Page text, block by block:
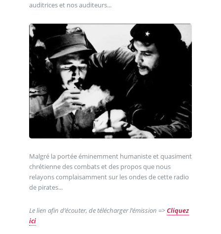
auditrices et nos auditeurs...
Malgré la portée éminemment humaniste et quasiment
chrétienne des combats et des propos que nous
relayons complaisamment sur les ondes de cette radio
de pirates...
Le lien afin d’écouter, de télécharger l’émission =>Cliquez
ici